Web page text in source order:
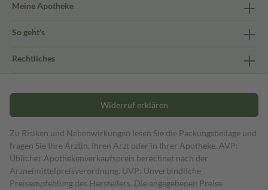
Meine Apotheke
So geht's
Rechtliches
Widerruf erklären
Zu Risiken und Nebenwirkungen lesen Sie die Packungsbeilage und
fragen Sie Ihre Ärztin, Ihren Arzt oder in Ihrer Apotheke. AVP:
Üblicher Apothekenverkaufspreis berechnet nach der
Arzneimittelpreisverordnung. UVP: Unverbindliche
Preisempfehlung des Herstellers. Die angegebenen Preise